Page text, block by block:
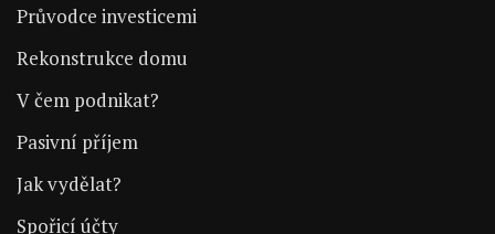
Průvodce investicemi
Rekonstrukce domu
V čem podnikat?
Pasivní příjem
Jak vydělat?
Spořicí účty